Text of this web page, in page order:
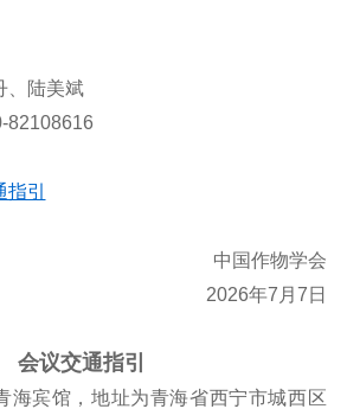
、陆美斌
82108616
引
中国作物学会
2026年7月7日
会议交通指引
海宾馆，地址为青海省西宁市城西区